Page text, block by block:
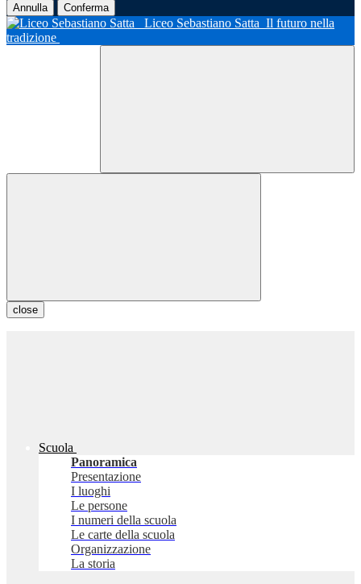
Annulla Conferma
Liceo Sebastiano Satta Il futuro nella
tradizione
close
Scuola
Panoramica
Presentazione
I luoghi
Le persone
I numeri della scuola
Le carte della scuola
Organizzazione
La storia